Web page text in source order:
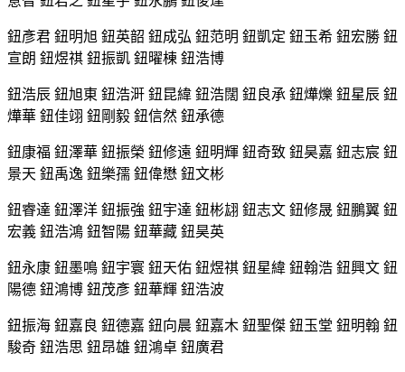
鈕彥君 鈕明旭 鈕英韶 鈕成弘 鈕范明 鈕凱定 鈕玉希 鈕宏勝 鈕
宣朗 鈕煜祺 鈕振凱 鈕曜棟 鈕浩博
鈕浩辰 鈕旭東 鈕浩涆 鈕昆緯 鈕浩闊 鈕良承 鈕燁爍 鈕星辰 鈕
燁華 鈕佳翊 鈕剛毅 鈕信然 鈕承德
鈕康福 鈕澤華 鈕振榮 鈕修遠 鈕明輝 鈕奇致 鈕昊嘉 鈕志宸 鈕
景天 鈕禹逸 鈕樂孺 鈕偉懋 鈕文彬
鈕睿達 鈕澤洋 鈕振強 鈕宇達 鈕彬翃 鈕志文 鈕修晟 鈕鵬翼 鈕
宏義 鈕浩鴻 鈕智陽 鈕華藏 鈕昊英
鈕永康 鈕墨鳴 鈕宇寰 鈕天佑 鈕煜祺 鈕星緯 鈕翰浩 鈕興文 鈕
陽德 鈕鴻博 鈕茂彥 鈕華輝 鈕浩波
鈕振海 鈕嘉良 鈕德嘉 鈕向晨 鈕嘉木 鈕聖傑 鈕玉堂 鈕明翰 鈕
駿奇 鈕浩思 鈕昂雄 鈕鴻卓 鈕廣君